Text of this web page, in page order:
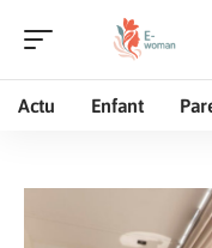
Actu Enfant